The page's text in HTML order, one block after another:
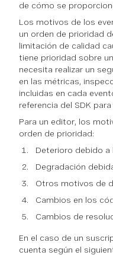
de cómo se
Los motivos de los
un orden de prioridad
limitación de calidad
tiene prioridad sobre
necesita realizar un
en las métricas,
incluidas en cada
referencia del SDK
Para un editor, los
orden de prioridad:
Deterioro debido a
Degradación
Otros motivos de
Cambios en los
Cambios de
En el caso de un
cuenta según el